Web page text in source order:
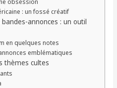
: un fossé créatif
bandes-annonces : un outil
en quelques notes
emblématiques
thèmes cultes